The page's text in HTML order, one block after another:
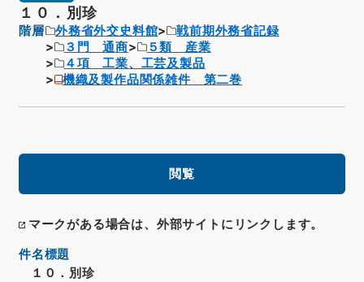
１０．別珍
階層 外務省外交史料館
戦前期外務省記録
３門 通商
５類 産業
４項 工業、工芸及製品
機織及製作品関係雑件 第二巻
閲覧
マークがある場合は、外部サイトにリンクします。
件名標題
１０．別珍